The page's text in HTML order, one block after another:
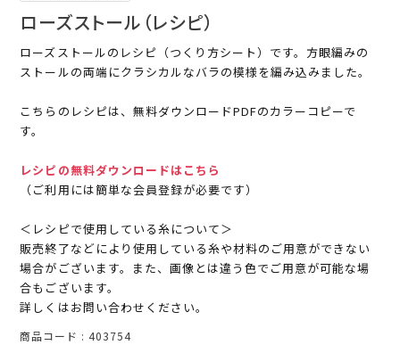
ローズストール（レシピ）
ローズストールのレシピ（つくり方シート）です。方眼編みの
ストールの両端にクラシカルなバラの模様を編み込みました。
こちらのレシピは、無料ダウンロードPDFのカラーコピーで
す。
レシピの無料ダウンロードはこちら
（ご利用には簡単な会員登録が必要です）
＜レシピで使用している糸について＞
販売終了などにより使用している糸や材料のご用意ができない
場合がございます。また、画像とは違う色でご用意が可能な場
合もございます。
詳しくはお問い合わせください。
商品コード 403754